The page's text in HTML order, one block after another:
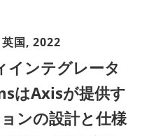
英国,2022
インテグレータ
はAxisが提供す
ンの設計と仕様